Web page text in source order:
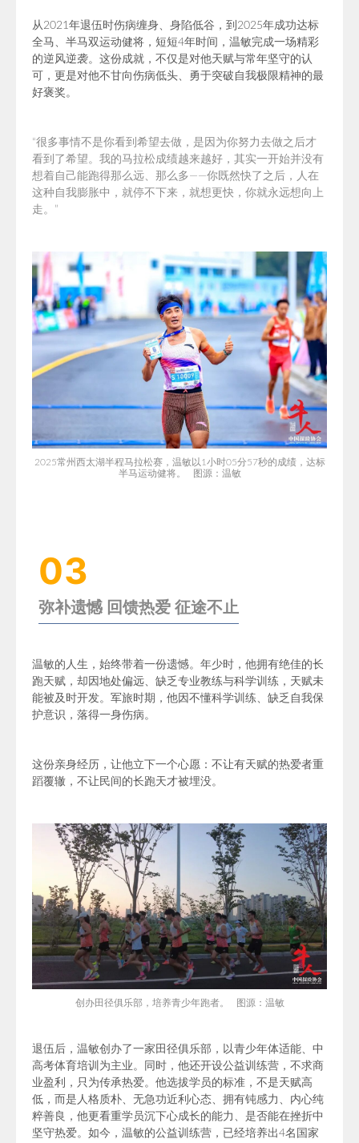
从2021年退伍时伤病缠身、身陷低谷，到2025年成功达标
全马、半马双运动健将，短短4年时间，温敏完成一场精彩
的逆风逆袭。这份成就，不仅是对他天赋与常年坚守的认
可，更是对他不甘向伤病低头、勇于突破自我极限精神的最
好褒奖。
“很多事情不是你看到希望去做，是因为你努力去做之后才
看到了希望。我的马拉松成绩越来越好，其实一开始并没有
想着自己能跑得那么远、那么多——你既然快了之后，人在
这种自我膨胀中，就停不下来，就想更快，你就永远想向上
走。 ”
2025常州西太湖半程马拉松赛，温敏以1小时05分57秒的成绩，达标
半马运动健将。 图源：温敏
03
弥补遗憾 回馈热爱 征途不止
温敏的人生，始终带着一份遗憾。年少时，他拥有绝佳的长
跑天赋，却因地处偏远、缺乏专业教练与科学训练，天赋未
能被及时开发。军旅时期，他因不懂科学训练、缺乏自我保
护意识，落得一身伤病。
这份亲身经历，让他立下一个心愿：不让有天赋的热爱者重
蹈覆辙，不让民间的长跑天才被埋没。
创办田径俱乐部，培养青少年跑者。 图源：温敏
退伍后，温敏创办了一家田径俱乐部，以青少年体适能、中
高考体育培训为主业。同时，他还开设公益训练营， 不求商
业盈利，只为传承热爱。他选拔学员的标准，不是天赋高
低，而是人格质朴、无急功近利心态、拥有钝感力、内心纯
粹善良，他更看重学员沉下心成长的能力、是否能在挫折中
坚守热爱。如今，温敏的公益训练营，已经培养出4名国家